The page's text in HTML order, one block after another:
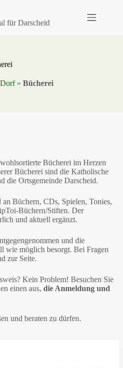
für Darscheid
»Bücherei
Bücherei im Herzen
Bücherei sind die Katholische
die Ortsgemeinde Darscheid.
Büchern, CDs, Spielen, Tonies,
Büchern/Stiften. Der
und aktuell ergänzt.
und die
wie möglich besorgt. Bei Fragen
zur Seite.
Kein Problem! Besuchen Sie
einen aus, die Anmeldung und
und beraten zu dürfen.